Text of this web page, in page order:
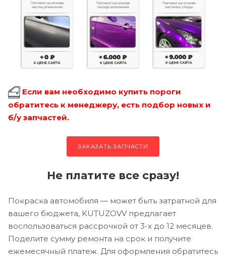
Если вам необходимо купить пороги
обратитесь к менеджеру, есть подбор новых и
б/у запчастей.
ЗАКАЗАТЬ ЗАПЧАСТИ
Не платите все сразу!
Покраска автомобиля — может быть затратной для
вашего бюджета, KUTUZOVV предлагает
воспользоваться рассрочкой от 3-х до 12 месяцев.
Поделите сумму ремонта на срок и получите
ежемесячный платеж. Для оформления обратитесь